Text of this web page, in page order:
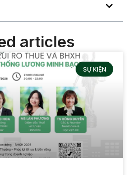
articles
SỰ KIỆN